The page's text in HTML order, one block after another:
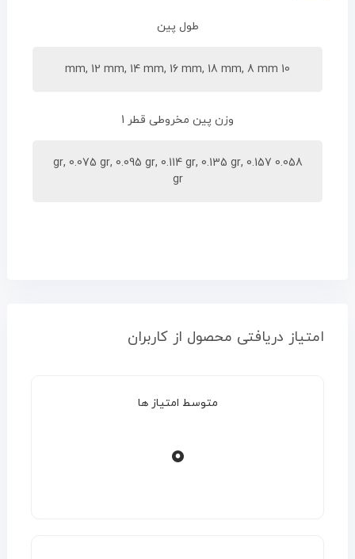
طول پین
10 mm, 12 mm, 14 mm, 16 mm, 18 mm, 8 mm
وزن پین مخروطی قطر 1
0.058 gr, 0.075 gr, 0.095 gr, 0.114 gr, 0.135 gr, 0.157
gr
امتیاز دریافتی محصول از کاربران
متوسط امتیاز ها
0